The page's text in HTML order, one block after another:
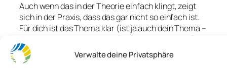
Verwalte deine Privatsphäre
Auch wenn das in der Theorie einfach klingt, zeigt
sich in der Praxis, dass das gar nicht so einfach ist.
Für dich ist das Thema klar (ist ja auch dein Thema –
wäre komisch, wenn du nicht Bescheid wüsstest),
aber bei den anderen tauchen Fragen auf. Oder
Bedenken, Sorgen oder Ideen.